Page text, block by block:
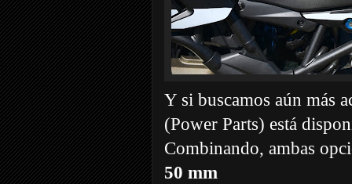
Y si buscamos aún más
(Power Parts) está
Combinando, ambas
50 mm